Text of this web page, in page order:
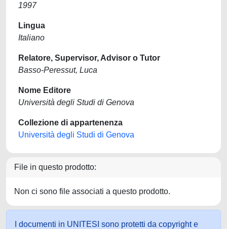
1997
Lingua
Italiano
Relatore, Supervisor, Advisor o Tutor
Basso-Peressut, Luca
Nome Editore
Università degli Studi di Genova
Collezione di appartenenza
Università degli Studi di Genova
File in questo prodotto:
Non ci sono file associati a questo prodotto.
I documenti in UNITESI sono protetti da copyright e